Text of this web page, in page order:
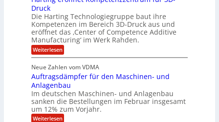
r
ä
l
t
6
5
M
i
l
l
i
o
n
g
i
n
e
r
i
n
g
f
ü
e
r
s
i
o
n
3
.
2
r
n
i
m
m
t
A
p
s
o
l
u
t
S
a
u
e
r
e
s
i
g
w
i
r
d
C
Druck
Die Harting Technologiegruppe baut ihre
Kompetenzen im Bereich 3D-Druck aus und
eröffnet das ‚Center of Competence Additive
Manufacturing‘ im Werk Rahden.
Weiterlesen:
H
r
t
i
n
g
e
r
ö
Neue Zahlen vom VDMA
Auftragsdämpfer für den Maschinen- und
Anlagenbau
Im deutschen Maschinen- und Anlagenbau
sanken die Bestellungen im Februar insgesamt
um 12% zum Vorjahr.
Weiterlesen: